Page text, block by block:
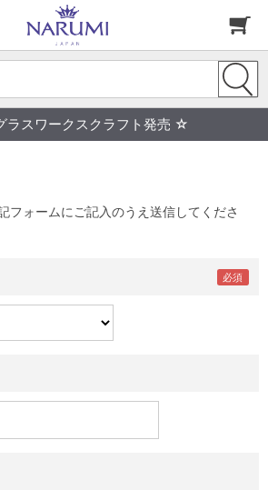
ラスワークスクラフト発売 ☆
フォームにご記入のうえ送信してくださ